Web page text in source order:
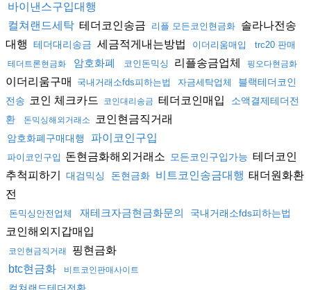
바이낸스구입대행
컬쳐랜드세탁 테더코인송금 리플 모든코인현금화 솔라나전송
대행
테더대리송금 세금적게내는방법 이더리움매입 trc20 판매
테더트론현금화 암호화폐 코인돈믹싱 리플송금업체 핑오다현금화
이더리움구매 국내거래소fds피하는법 자금세탁업체
블랙테더코인
전송 코인 체크카드 코인대리송금 테더코인매입
소액결제테더전
환
돈믹싱해외거래소 코인현금직거래
암호화폐구매대행 파이코인구입
파이코인구입 돈현금화해외거래소 모든코인구입가능 테더코인
추척피하기
대검믹싱 돈현금화 비트코인송금대행 태더원화환
전
돈믹싱안전업체 재테크자금현금화문의 국내거래소fds피하는법
코인해외지갑매입
코인현금직거래 핑현금화
btc현금화 비트코인판매사이트